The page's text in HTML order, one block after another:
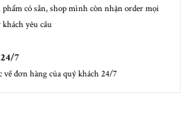
có sẵn, shop mình còn nhận order mọi
yêu cầu
7
về đơn hàng của quý khách 24/7